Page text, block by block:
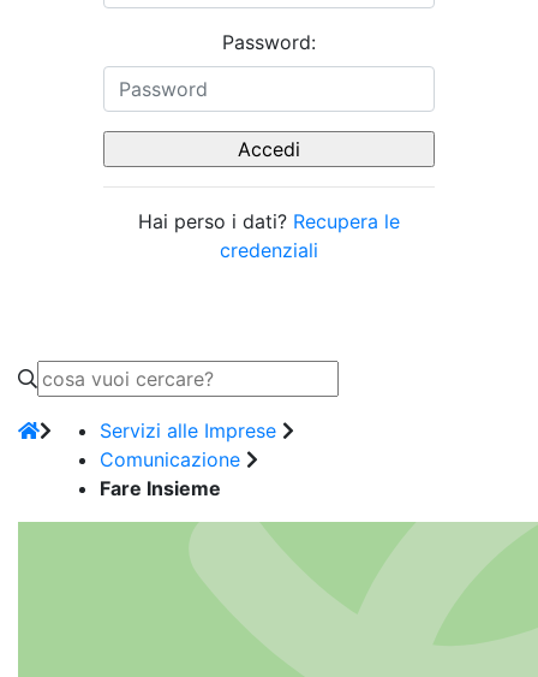
Password:
Hai perso i dati? Recupera le
credenziali
Servizi alle Imprese
Comunicazione
Fare Insieme